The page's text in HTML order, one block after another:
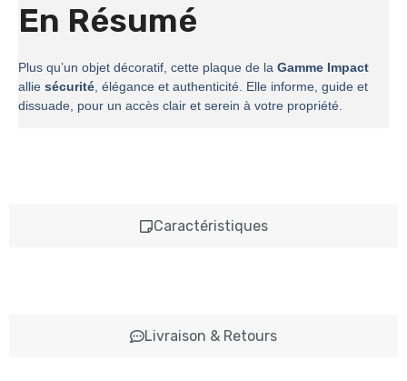
Caractéristiques
Livraison & Retours
En Résumé
Plus qu’un objet décoratif, cette plaque de la Gamme Impact
allie sécurité, élégance et authenticité. Elle informe, guide et
dissuade, pour un accès clair et serein à votre propriété.